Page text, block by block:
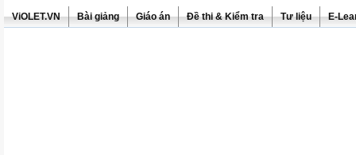
ViOLET.VN Bài giảng Giáo án Đề thi & Kiểm tra Tư liệu E-